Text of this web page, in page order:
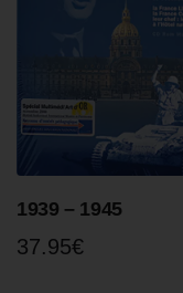
1939 – 1945
37.95€